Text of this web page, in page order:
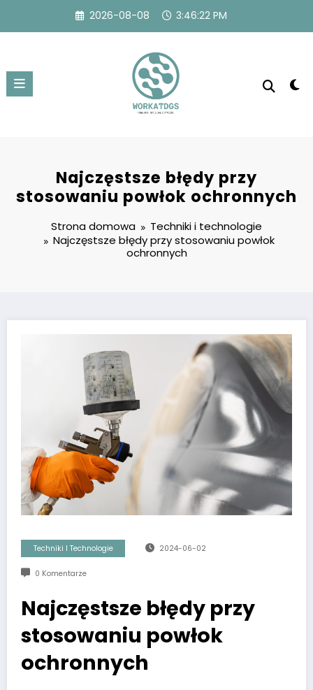
treści
2026-08-08 3:46:23 PM
Najczęstsze błędy przy
stosowaniu powłok ochronnych
Strona domowa
Techniki i technologie
Najczęstsze błędy przy stosowaniu powłok
ochronnych
Techniki I Technologie 2024-06-02
0 Komentarze
Najczęstsze błędy przy
stosowaniu powłok
ochronnych